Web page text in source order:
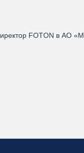
FOTON в АО